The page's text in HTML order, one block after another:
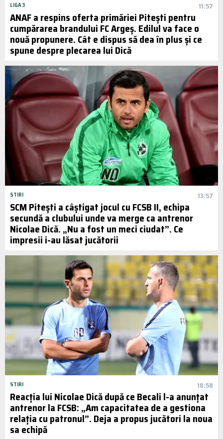
LIGA 3 11:57
ANAF a respins oferta primăriei Pitești pentru
cumpărarea brandului FC Argeș. Edilul va face o
nouă propunere. Cât e dispus să dea în plus și ce
spune despre plecarea lui Dică
STIRI 13:57
SCM Pitești a câștigat jocul cu FCSB II, echipa
secundă a clubului unde va merge ca antrenor
Nicolae Dică. „Nu a fost un meci ciudat”. Ce
impresii i-au lăsat jucătorii
STIRI 18:58
Reacția lui Nicolae Dică după ce Becali l-a anunțat
antrenor la FCSB: „Am capacitatea de a gestiona
relația cu patronul”. Deja a propus jucători la noua
sa echipă